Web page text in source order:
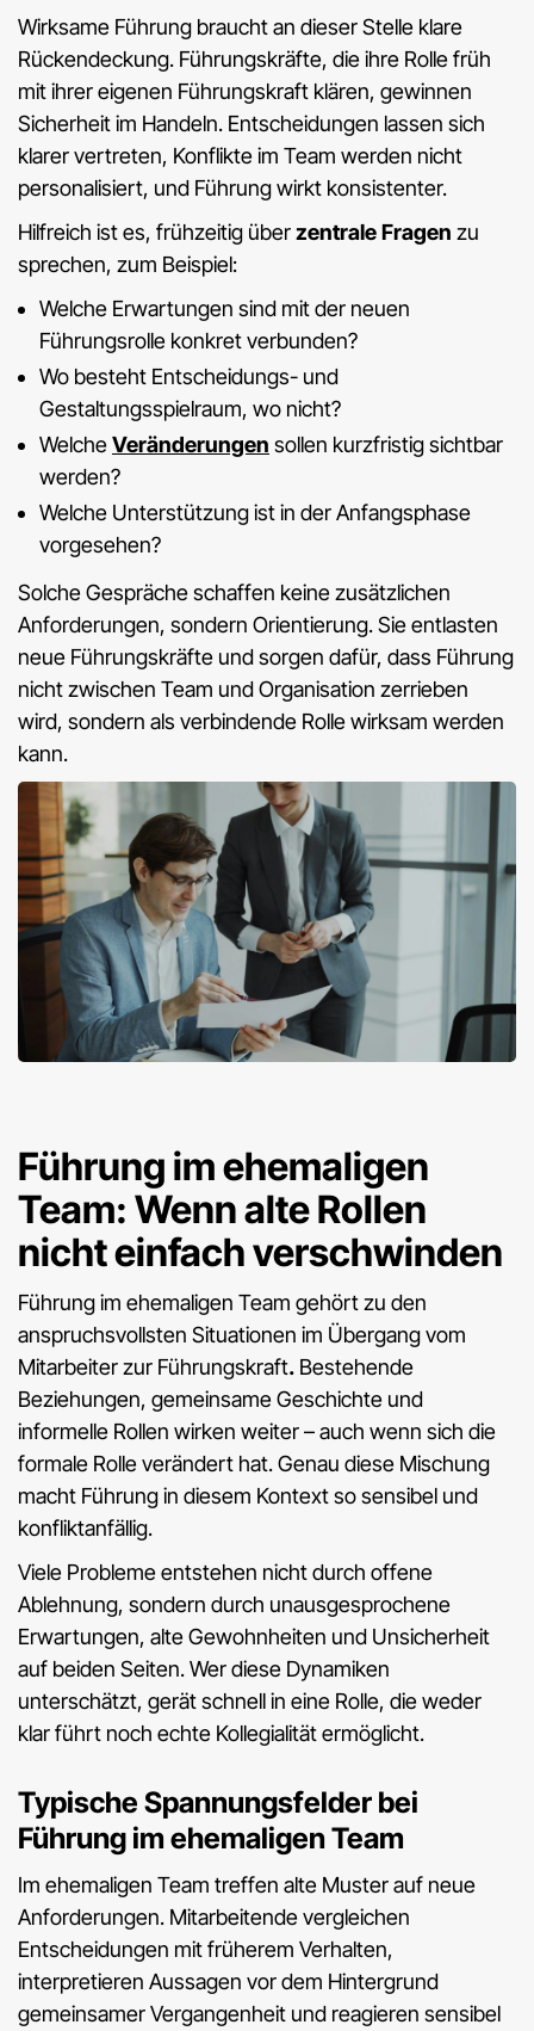
Wirksame Führung braucht an dieser Stelle klare
Rückendeckung. Führungskräfte, die ihre Rolle früh
mit ihrer eigenen Führungskraft klären, gewinnen
Sicherheit im Handeln. Entscheidungen lassen sich
klarer vertreten, Konflikte im Team werden nicht
personalisiert, und Führung wirkt konsistenter.
Hilfreich ist es, frühzeitig überzentrale Fragen zu
sprechen, zum Beispiel:
Welche Erwartungen sind mit der neuen
Führungsrolle konkret verbunden?
Wo besteht Entscheidungs- und
Gestaltungsspielraum, wo nicht?
WelcheVeränderungen sollen kurzfristig sichtbar
werden?
Welche Unterstützung ist in der Anfangsphase
vorgesehen?
Solche Gespräche schaffen keine zusätzlichen
Anforderungen, sondern Orientierung. Sie entlasten
neue Führungskräfte und sorgen dafür, dass Führung
nicht zwischen Team und Organisation zerrieben
wird, sondern als verbindende Rolle wirksam werden
kann.
Führung im ehemaligen
Team: Wenn alte Rollen
nicht einfach verschwinden
Führung im ehemaligen Team gehört zu den
anspruchsvollsten Situationen im Übergang vom
Mitarbeiter zur Führungskraft. Bestehende
Beziehungen, gemeinsame Geschichte und
informelle Rollen wirken weiter – auch wenn sich die
formale Rolle verändert hat. Genau diese Mischung
macht Führung in diesem Kontext so sensibel und
konfliktanfällig.
Viele Probleme entstehen nicht durch offene
Ablehnung, sondern durch unausgesprochene
Erwartungen, alte Gewohnheiten und Unsicherheit
auf beiden Seiten. Wer diese Dynamiken
unterschätzt, gerät schnell in eine Rolle, die weder
klar führt noch echte Kollegialität ermöglicht.
Typische Spannungsfelder bei
Führung im ehemaligen Team
Im ehemaligen Team treffen alte Muster auf neue
Anforderungen. Mitarbeitende vergleichen
Entscheidungen mit früherem Verhalten,
interpretieren Aussagen vor dem Hintergrund
gemeinsamer Vergangenheit und reagieren sensibel